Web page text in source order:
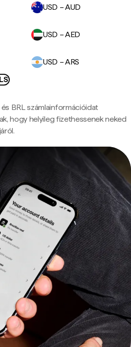
USD – AUD
USD – AED
USD – ARS
és BRL számlainformációidat
hogy helyileg fizethessenek neked